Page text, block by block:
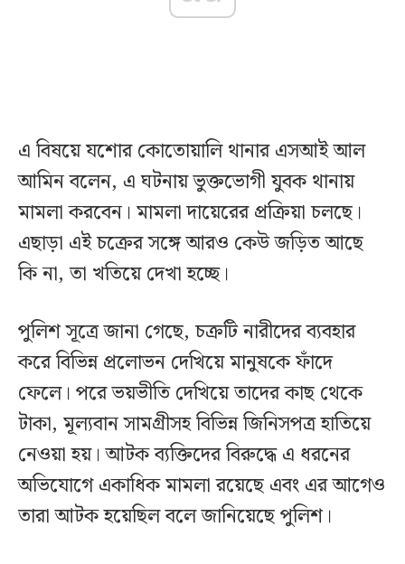
এ বিষয়ে যশোর কোতোয়ালি থানার এসআই আল
আমিন বলেন, এ ঘটনায় ভুক্তভোগী যুবক থানায়
মামলা করবেন। মামলা দায়েরের প্রক্রিয়া চলছে।
এছাড়া এই চক্রের সঙ্গে আরও কেউ জড়িত আছে
কি না, তা খতিয়ে দেখা হচ্ছে।
পুলিশ সূত্রে জানা গেছে, চক্রটি নারীদের ব্যবহার
করে বিভিন্ন প্রলোভন দেখিয়ে মানুষকে ফাঁদে
ফেলে। পরে ভয়ভীতি দেখিয়ে তাদের কাছ থেকে
টাকা, মূল্যবান সামগ্রীসহ বিভিন্ন জিনিসপত্র হাতিয়ে
নেওয়া হয়। আটক ব্যক্তিদের বিরুদ্ধে এ ধরনের
অভিযোগে একাধিক মামলা রয়েছে এবং এর আগেও
তারা আটক হয়েছিল বলে জানিয়েছে পুলিশ।